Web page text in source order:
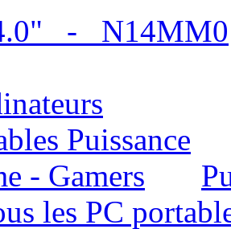
- N14MM0
les PC